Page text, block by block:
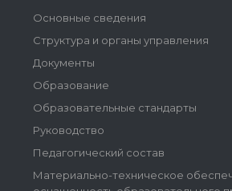
Основные сведения
Структура и органы управления
Документы
Образование
Образовательные стандарты
Руководство
Педагогический состав
Материально-техническое